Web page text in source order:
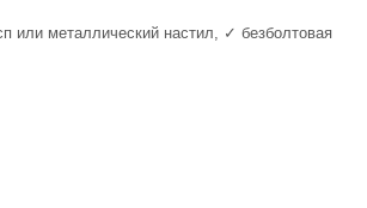
или металлический настил, ✓ безболтовая